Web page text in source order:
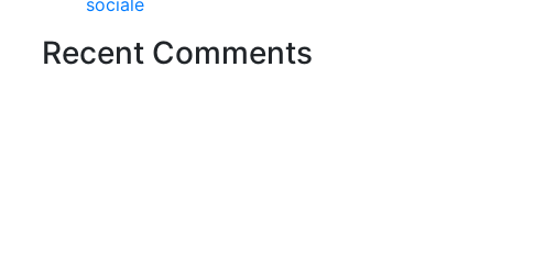
sociale
Recent Comments